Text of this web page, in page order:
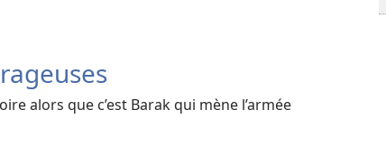
alors que c’est Barak qui mène l’armée